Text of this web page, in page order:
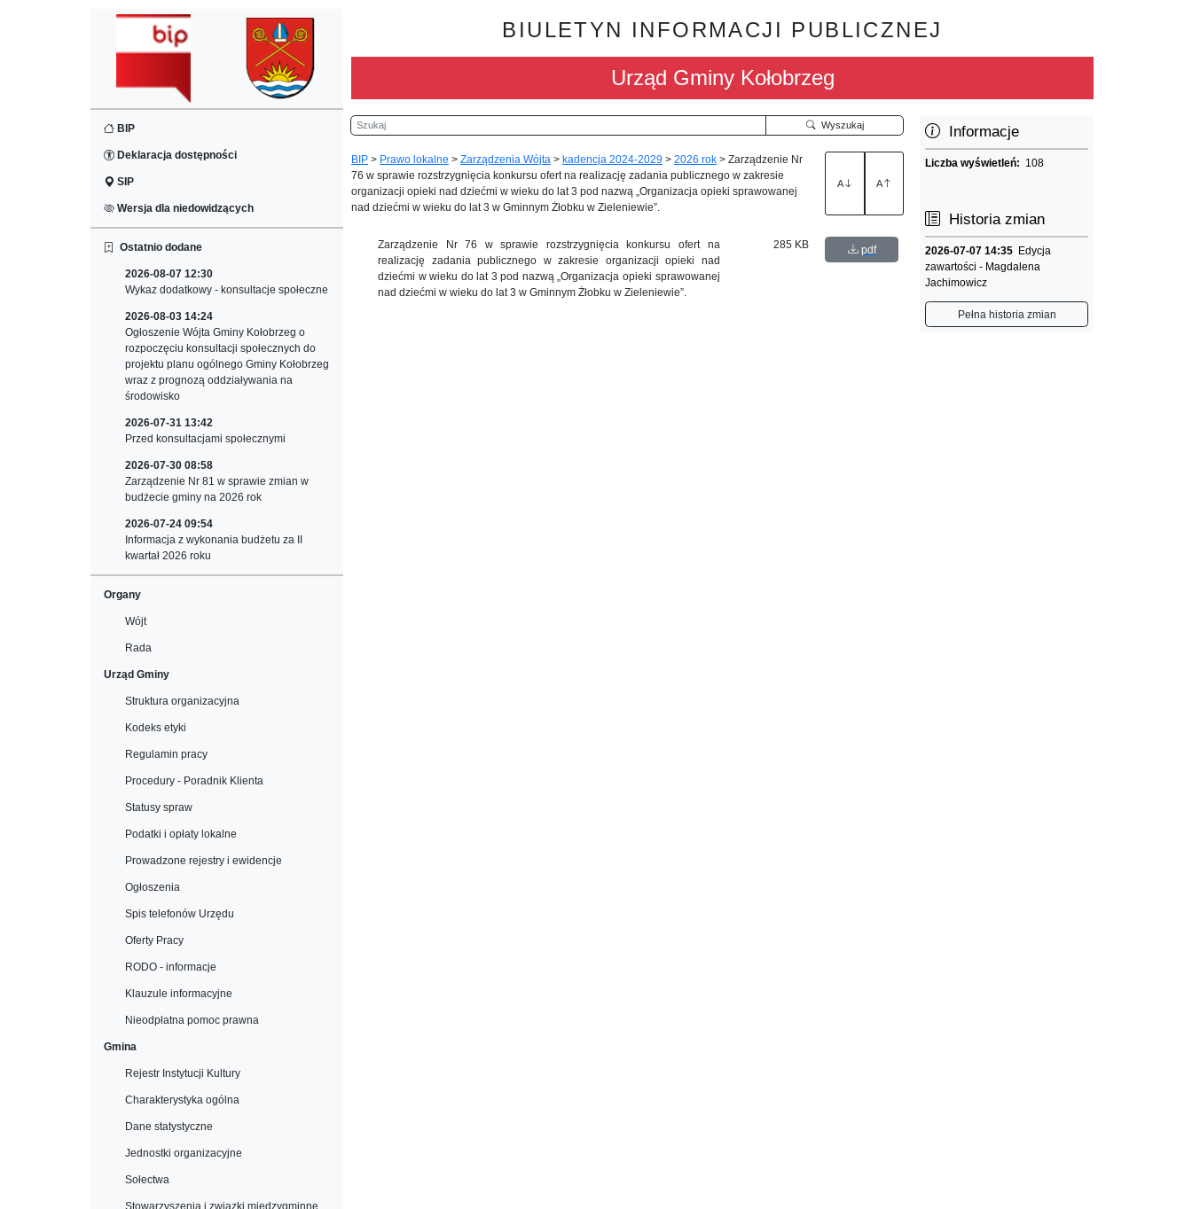
BIP
Deklaracja dostępności
SIP
Wersja dla niedowidzących
Ostatnio dodane
2026-08-07 12:30
Wykaz dodatkowy - konsultacje społeczne
2026-08-03 14:24
Ogłoszenie Wójta Gminy Kołobrzeg o
rozpoczęciu konsultacji społecznych do
projektu planu ogólnego Gminy Kołobrzeg
wraz z prognozą oddziaływania na
środowisko
2026-07-31 13:42
Przed konsultacjami społecznymi
2026-07-30 08:58
Zarządzenie Nr 81 w sprawie zmian w
budżecie gminy na 2026 rok
2026-07-24 09:54
Informacja z wykonania budżetu za II
kwartał 2026 roku
Organy
Wójt
Rada
Urząd Gminy
Struktura organizacyjna
Kodeks etyki
Regulamin pracy
Procedury - Poradnik Klienta
Statusy spraw
Podatki i opłaty lokalne
Prowadzone rejestry i ewidencje
Ogłoszenia
Spis telefonów Urzędu
Oferty Pracy
RODO - informacje
Klauzule informacyjne
Nieodpłatna pomoc prawna
Gmina
Rejestr Instytucji Kultury
Charakterystyka ogólna
Dane statystyczne
Jednostki organizacyjne
Sołectwa
Stowarzyszenia i związki międzygminne
BIULETYN INFORMACJI PUBLICZNEJ
Urząd Gminy Kołobrzeg
Szukaj Wyszukaj
BIP > Prawo lokalne > Zarządzenia Wójta > kadencja 2024-2029 > 2026 rok > Zarządzenie Nr
76 w sprawie rozstrzygnięcia konkursu ofert na realizację zadania publicznego w zakresie
organizacji opieki nad dziećmi w wieku do lat 3 pod nazwą „Organizacja opieki sprawowanej
nad dziećmi w wieku do lat 3 w Gminnym Żłobku w Zieleniewie”.
A A
Zarządzenie Nr 76 w sprawie rozstrzygnięcia konkursu ofert na
realizację zadania publicznego w zakresie organizacji opieki nad
dziećmi w wieku do lat 3 pod nazwą „Organizacja opieki sprawowanej
nad dziećmi w wieku do lat 3 w Gminnym Żłobku w Zieleniewie”.
285 KB pdf
Informacje
Liczba wyświetleń: 108
Historia zmian
2026-07-07 14:35 Edycja
zawartości - Magdalena
Jachimowicz
Pełna historia zmian